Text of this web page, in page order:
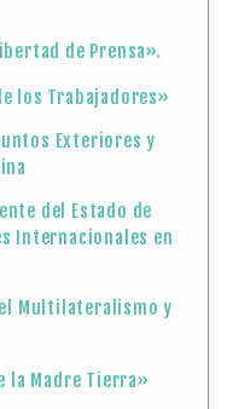
de Prensa».
los Trabajadores»
Exteriores y
del Estado de
Internacionales en
Multilateralismo y
la Madre Tierra»